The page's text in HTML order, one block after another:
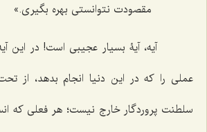
مقصودت نتوانستی بهره بگیری.»
آیه، آیۀ بسیار عجیبی است! در این
عملی را که در این دنیا انجام بدهد، از
سلطنت پروردگار خارج نیست؛ هر فعلی که